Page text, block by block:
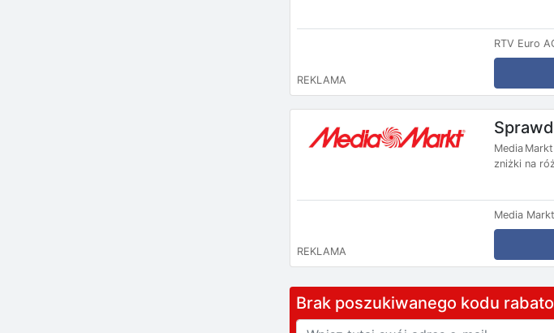
RTV Euro
REKLAMA
Media
zniżki na
Media
REKLAMA
Brak poszukiwanego kodu